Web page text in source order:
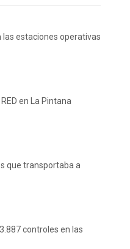
las estaciones operativas
en La Pintana
que transportaba a
controles en las